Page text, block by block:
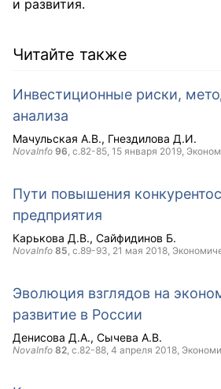
и развития.
Читайте также
Инвестиционные риски,
анализа
Мачульская А.В. Гнездилова Д.И.
NovaInfo 96, с.82-85, 15 января 2019,
Пути повышения
предприятия
Карькова Д.В. Сайфидинов Б.
NovaInfo 85, с.89-93, 21 мая 2018,
Эволюция взглядов на
развитие в России
Денисова Д.А. Сычева А.В.
NovaInfo 82, с.82-88, 4 апреля 2018,